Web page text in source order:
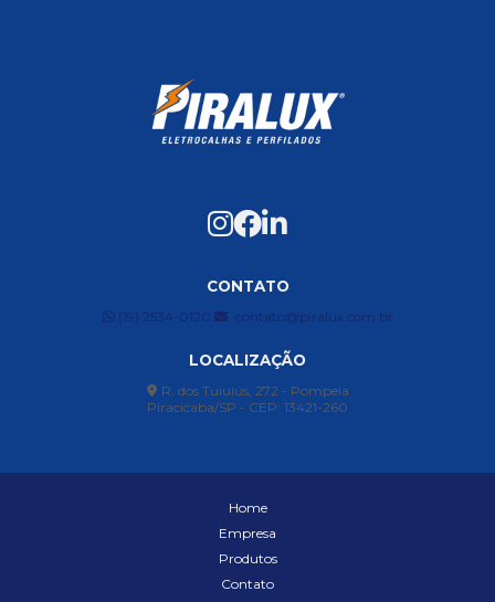
CONTATO
(19) 2534-0120 contato@piralux.com.br
LOCALIZAÇÃO
R. dos Tuiuiús, 272 - Pompeia
Piracicaba/SP - CEP: 13421-260
Home
Empresa
Produtos
Contato